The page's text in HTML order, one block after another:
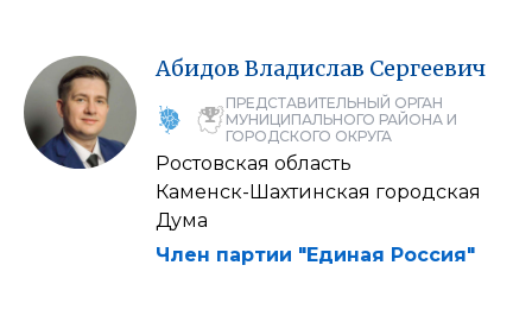
Абидов Владислав Сергеевич
ПРЕДСТАВИТЕЛЬНЫЙ ОРГАН
МУНИЦИПАЛЬНОГО РАЙОНА И
ГОРОДСКОГО ОКРУГА
Ростовская область
Каменск-Шахтинская городская
Дума
Член партии "Единая Россия"